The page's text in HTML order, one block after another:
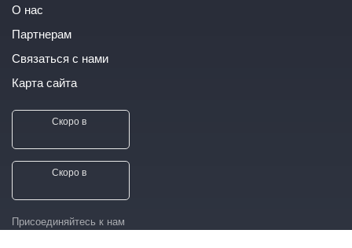
О нас
Партнерам
Связаться с нами
Карта сайта
Скоро в
Скоро в
Присоединяйтесь к нам
в соц. сетях